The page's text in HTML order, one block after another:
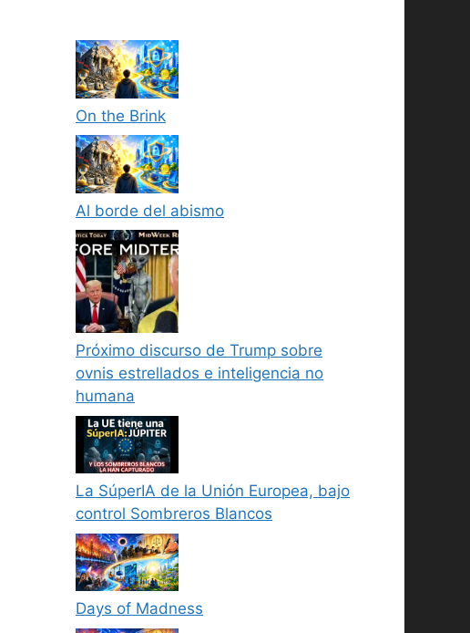
On the Brink
Al borde del abismo
Próximo discurso de Trump sobre
ovnis estrellados e inteligencia no
humana
La SúperIA de la Unión Europea, bajo
control Sombreros Blancos
Days of Madness